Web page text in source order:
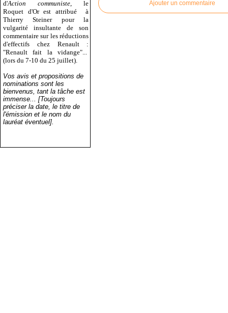
d'Action communiste , le
Roquet d'Or est attribué
à
Thierry Steiner pour la
vulgarité insultante de son
commentaire sur les réductions
d'effectifs chez Renault :
"Renault fait la vidange"...
(lors du 7-10 du 25 juillet).
Vos avis et propositions de
nominations sont les
bienvenus, tant la tâche est
immense... [Toujours
préciser la date, le titre de
l'émission et le nom du
lauréat éventuel].
Ajouter un commentaire